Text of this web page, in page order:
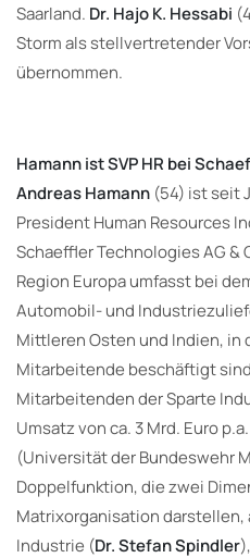
Saarland. Dr. Hajo K. Hessabi
Storm als stellvertretender
übernommen.
Hamann ist SVP HR bei
Andreas Hamann (54) ist seit
President Human Resources
Schaeffler Technologies AG &
Region Europa umfasst bei
Automobil- und
Mittleren Osten und Indien, in
Mitarbeitende beschäftigt
Mitarbeitenden der Sparte
Umsatz von ca. 3 Mrd. Euro
(Universität der Bundeswehr
Doppelfunktion, die zwei
Matrixorganisation darstellen,
Industrie (Dr. Stefan Spindler